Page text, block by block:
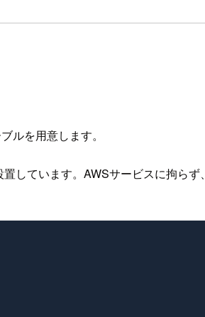
ルを用意します。
しています。AWSサービスに拘ら